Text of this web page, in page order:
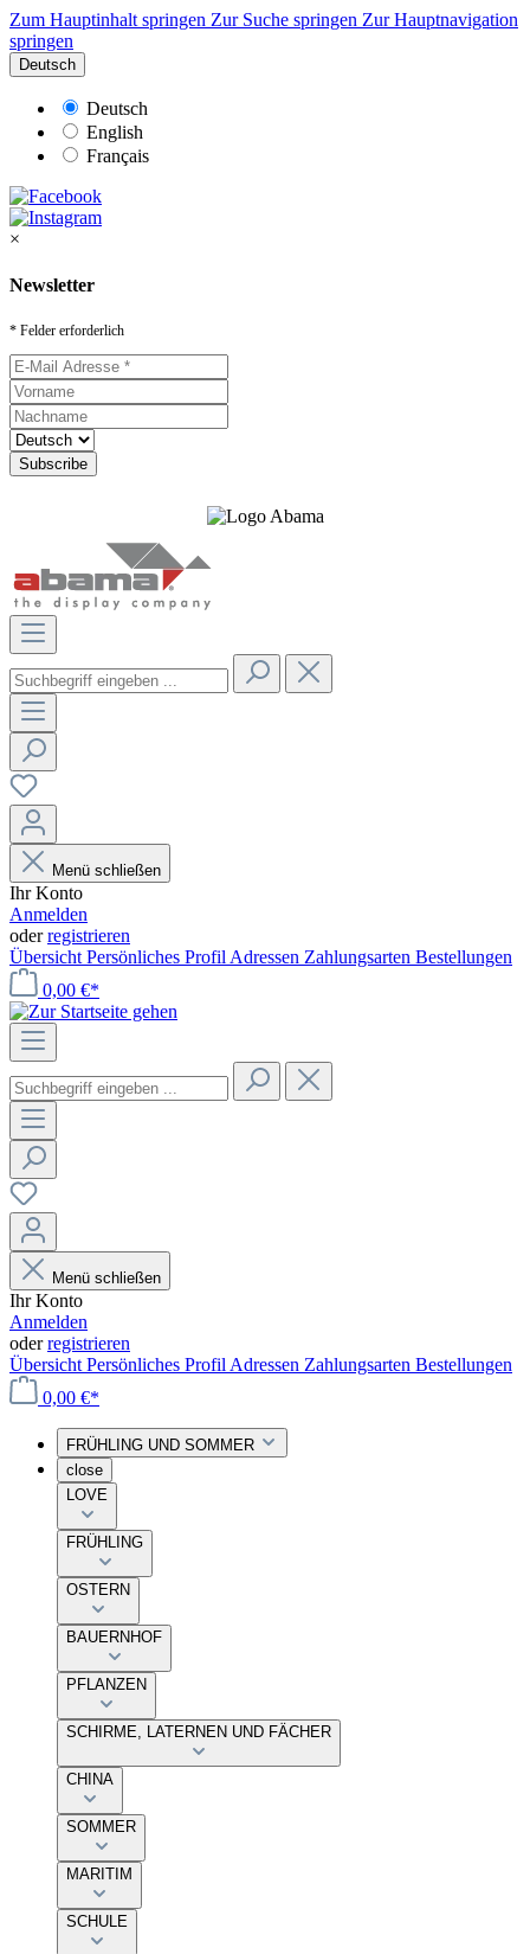
Zum Hauptinhalt springen Zur Suche springen Zur Hauptnavigation
springen
Deutsch
Deutsch
English
Français
×
Newsletter
* Felder erforderlich
Menü schließen
Ihr Konto
Anmelden
oderregistrieren
Übersicht Persönliches Profil Adressen Zahlungsarten Bestellungen
0,00 €*
Menü schließen
Ihr Konto
Anmelden
oderregistrieren
Übersicht Persönliches Profil Adressen Zahlungsarten Bestellungen
0,00 €*
FRÜHLING UND SOMMER
close
LOVE
FRÜHLING
OSTERN
BAUERNHOF
PFLANZEN
SCHIRME, LATERNEN UND FÄCHER
CHINA
SOMMER
MARITIM
SCHULE